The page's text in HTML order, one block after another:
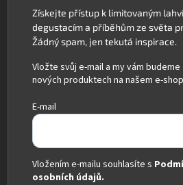
Vložte svůj e-mail a my vám
nových produktech na našem e-
E-mail
Vložením e-mailu souhlasíte s
osobních údajů.